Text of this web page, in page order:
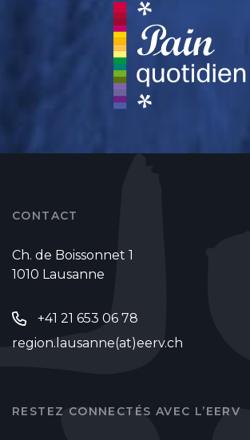
CONTACT
Ch. de Boissonnet 1
1010 Lausanne
+41 21 653 06 78
region.lausanne(at)eerv.ch
RESTEZ CONNECTÉS AVEC L’EERV